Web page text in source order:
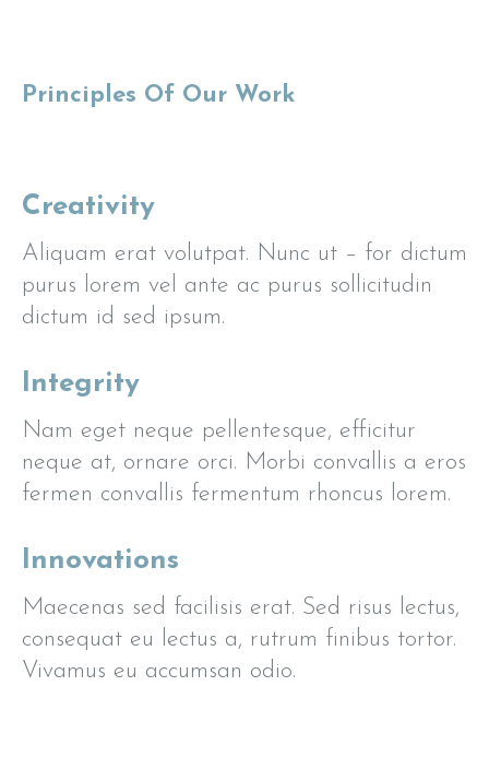
Principles Of Our Work
Creativity
Aliquam erat volutpat. Nunc ut – for dictum
purus lorem vel ante ac purus sollicitudin
dictum id sed ipsum.
Integrity
Nam eget neque pellentesque, efficitur
neque at, ornare orci. Morbi convallis a eros
fermen convallis fermentum rhoncus lorem.
Innovations
Maecenas sed facilisis erat. Sed risus lectus,
consequat eu lectus a, rutrum finibus tortor.
Vivamus eu accumsan odio.